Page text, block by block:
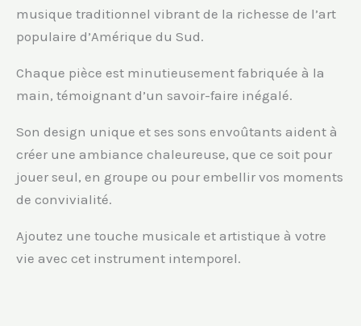
musique traditionnel vibrant de la richesse de l’art
populaire d’Amérique du Sud.
Chaque pièce est minutieusement fabriquée à la
main, témoignant d’un savoir-faire inégalé.
Son design unique et ses sons envoûtants aident à
créer une ambiance chaleureuse, que ce soit pour
jouer seul, en groupe ou pour embellir vos moments
de convivialité.
Ajoutez une touche musicale et artistique à votre
vie avec cet instrument intemporel.